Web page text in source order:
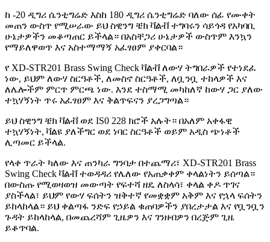
ከ -20 ዲግሪ ሴንቲግሬድ እስከ 180 ዲግሪ ሴንቲግሬድ ባለው ሰፊ የሙቀት
መጠን ውስጥ የሚሠራው ይህ ስዊንግ ቼክ ቫልቭ ተግባሩን ሳይጎዳ የአካባቢ
ሁኔታዎችን መቆጣጠር ይችላል። በአስቸጋሪ ሁኔታዎች ውስጥም እንኳን
የማይለዋወጥ እና አስተማማኝ አፈፃፀም ያቀርባል።
የ XD-STR201 Brass Swing Check ቫልቭ ለውሃ ትግበራዎች የተነደፈ
ነው, ይህም ለውሃ ስርዓቶች, ለመስኖ ስርዓቶች, ለቧንቧ ተከላዎች እና
ለሌሎችም ምርጥ ምርጫ ነው. እንደ ተስማሚ መካከለኛ ከውሃ ጋር ያለው
ተኳሃኝነት ጥሩ አፈፃፀም እና ቅልጥፍናን ያረጋግጣል።
ይህ ስዊንግ ቼክ ቫልቭ ወደ IS0 228 ክሮች አሉት። በአለም አቀፋዊ
ተኳሃኝነት, ቫልዩ ያለችግር ወደ ነባር ስርዓቶች ወይም አዲስ ጭነቶች
ሊጣመር ይችላል.
የላቀ ጥራት ካለው እና ጠንካራ ግንባታ በተጨማሪ፣ XD-STR201 Brass
Swing Check ቫልቭ ተወዳዳሪ የሌለው የአጠቃቀም ቀላልነትን ይሰጣል።
በውስጡ የሚወዛወዝ መውጣት የፍተሻ ዘዴ ለስላሳ፣ ቀላል ቀዶ ጥገና
ያስችላል፣ ይህም የውሃ ፍሰትን ዝቅተኛ የመቋቋም አቅም እና የኋላ ፍሰትን
ይከላከላል። ይህ ቀልጣፋ ንድፍ የኃይል ቁጠባዎችን ያበረታታል እና የቧንቧን
ጉዳት ይከላከላል, በመጨረሻም ጊዜዎን እና ገንዘብዎን በረጅም ጊዜ
ይቆጥባል.